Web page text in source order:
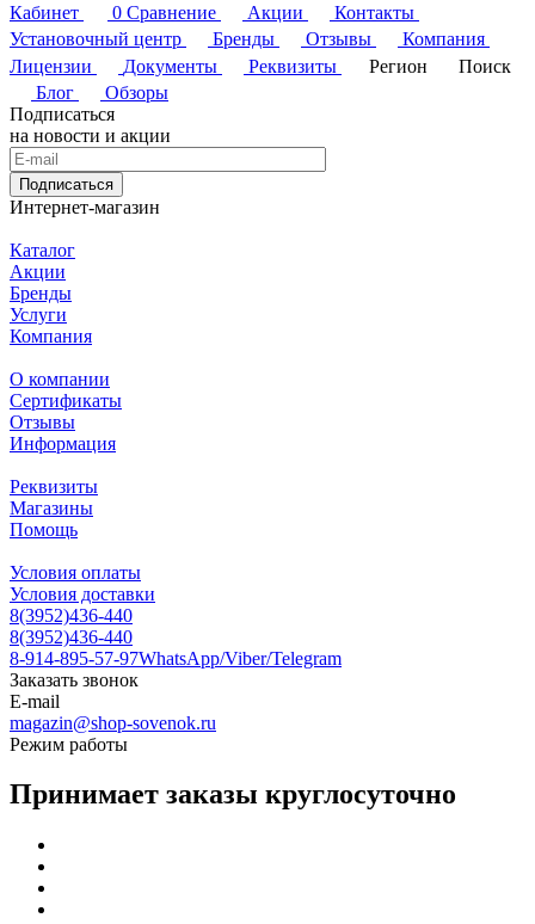
Кабинет
0 Сравнение Акции
Контакты
Установочный центр
Бренды Отзывы
Компания
Лицензии
Документы Реквизиты Регион
Поиск
Блог
Обзоры
Подписаться
на новости и акции
Подписаться
Интернет-магазин
Каталог
Акции
Бренды
Услуги
Компания
О компании
Сертификаты
Отзывы
Информация
Реквизиты
Магазины
Помощь
Условия оплаты
Условия доставки
8(3952)436-440
8(3952)436-440
8-914-895-57-97WhatsApp/Viber/Telegram
Заказать звонок
E-mail
magazin@shop-sovenok.ru
Режим работы
Принимает заказы круглосуточно